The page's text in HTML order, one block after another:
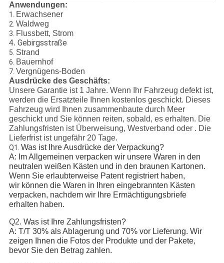
Anwendungen:
1. Erwachsener
2. Waldweg
3. Flussbett, Strom
4. Gebirgsstraße
5. Strand
6. Bauernhof
7. Vergnügens-Boden
Ausdrücke des Geschäfts:
Unsere Garantie ist 1 Jahre. Wenn Ihr Fahrzeug defekt ist,
werden die Ersatzteile Ihnen kostenlos geschickt. Dieses
Fahrzeug wird Ihnen zusammenbaute durch Meer
geschickt und Sie können reiten, sobald, es erhalten. Die
Zahlungsfristen ist Überweisung, Westverband oder . Die
Lieferfrist ist ungefähr 20 Tage.
Q1. Was ist Ihre Ausdrücke der Verpackung?
A: Im Allgemeinen verpacken wir unsere Waren in den
neutralen weißen Kästen und in den braunen Kartonen.
Wenn Sie erlaubterweise Patent registriert haben,
wir können die Waren in Ihren eingebrannten Kästen
verpacken, nachdem wir Ihre Ermächtigungsbriefe
erhalten haben.
Q2. Was ist Ihre Zahlungsfristen?
A: T/T 30% als Ablagerung und 70% vor Lieferung. Wir
zeigen Ihnen die Fotos der Produkte und der Pakete,
bevor Sie den Betrag zahlen.